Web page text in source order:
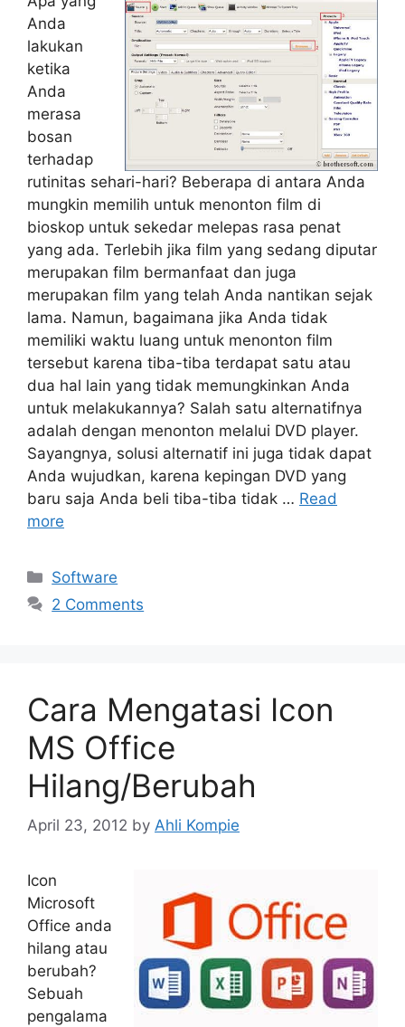
Anda
lakukan
ketika
Anda
merasa
bosan
terhadap
rutinitas sehari-hari? Beberapa di antara Anda
mungkin memilih untuk menonton film di
bioskop untuk sekedar melepas rasa penat
yang ada. Terlebih jika film yang sedang diputar
merupakan film bermanfaat dan juga
merupakan film yang telah Anda nantikan sejak
lama. Namun, bagaimana jika Anda tidak
memiliki waktu luang untuk menonton film
tersebut karena tiba-tiba terdapat satu atau
dua hal lain yang tidak memungkinkan Anda
untuk melakukannya? Salah satu alternatifnya
adalah dengan menonton melalui DVD player.
Sayangnya, solusi alternatif ini juga tidak dapat
Anda wujudkan, karena kepingan DVD yang
baru saja Anda beli tiba-tiba tidak … Read
more
Categories
Software
2 Comments
Cara Mengatasi Icon
MS Office
Hilang/Berubah
April 23, 2012 by Ahli Kompie
Icon
Microsoft
Office anda
hilang atau
berubah?
Sebuah
pengalama